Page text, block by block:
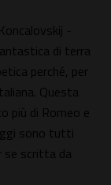
-
di terra
perché, per
Questa
più di Romeo e
sono tutti
se scritta da